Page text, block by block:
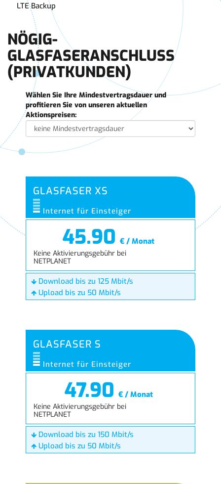
LTE Backup
NÖGIG-
GLASFASERANSCHLUSS
(PRIVATKUNDEN)
Wählen Sie Ihre Mindestvertragsdauer und
profitieren Sie von unseren aktuellen
Aktionspreisen:
GLASFASER XS
Internet für Einsteiger
45.90 € / Monat
Keine Aktivierungsgebühr bei
NETPLANET
Download bis zu 125 Mbit/s
Upload bis zu 50 Mbit/s
GLASFASER S
Internet für Einsteiger
47.90 € / Monat
Keine Aktivierungsgebühr bei
NETPLANET
Download bis zu 150 Mbit/s
Upload bis zu 50 Mbit/s